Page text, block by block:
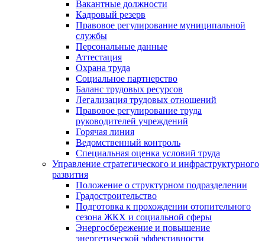
Вакантные должности
Кадровый резерв
Правовое регулирование муниципальной
службы
Персональные данные
Аттестация
Охрана труда
Социальное партнерство
Баланс трудовых ресурсов
Легализация трудовых отношений
Правовое регулирование труда
руководителей учреждений
Горячая линия
Ведомственный контроль
Специальная оценка условий труда
Управление стратегического и инфраструктурного
развития
Положение о структурном подразделении
Градостроительство
Подготовка к прохождении отопительного
сезона ЖКХ и социальной сферы
Энергосбережение и повышение
энергетической эффективности